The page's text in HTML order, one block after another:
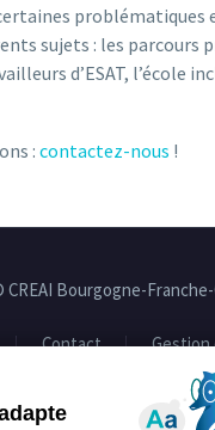
problématiques
sujets : les parcours
d’ESAT, l’école
: contactez-nous !
CREAI Bourgogne-
Contact Gestion